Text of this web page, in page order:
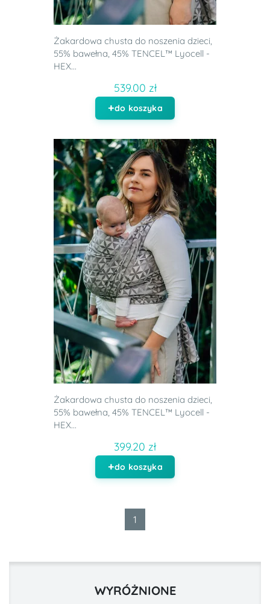
Żakardowa chusta do noszenia dzieci,
55% bawełna, 45% TENCEL™ Lyocell -
HEX...
539.00 zł
do koszyka
Żakardowa chusta do noszenia dzieci,
55% bawełna, 45% TENCEL™ Lyocell -
HEX...
399.20 zł
do koszyka
1
WYRÓŻNIONE